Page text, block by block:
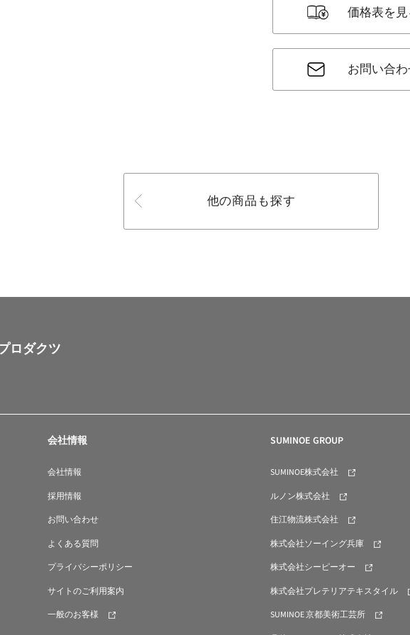
価格表を
お問い合
他の商品も探す
ロダクツ
会社情報
会社情報
採用情報
お問い合わせ
よくある質問
プライバシーポリシー
サイトのご利用案内
一般のお客様
SUMINOE GROUP
SUMINOE株式会社
ルノン株式会社
住江物流株式会社
株式会社ソーイング兵庫
株式会社シーピーオー
株式会社プレテリアテキスタイル
SUMINOE 京都美術工芸所